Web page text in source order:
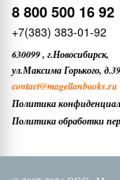
8 800 500 16 92
+7(383) 383-01-92
630099, г.Новосибирск,
ул.Максима Горького, д.39
contact@magellanbooks.ru
Политика
Политика обработки